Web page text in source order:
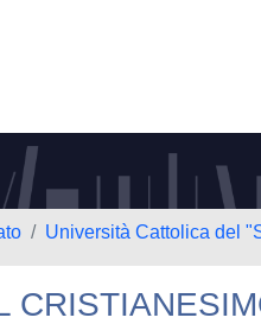
Università Cattolica del